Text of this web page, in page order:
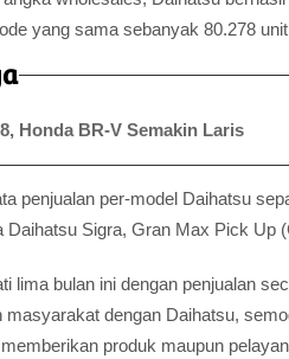
yang sama sebanyak 80.278
Honda BR-V Semakin Laris
penjualan per-model Daihatsu
Daihatsu Sigra, Gran Max Pick Up
lima bulan ini dengan penjualan
dengan Daihatsu,
produk maupun